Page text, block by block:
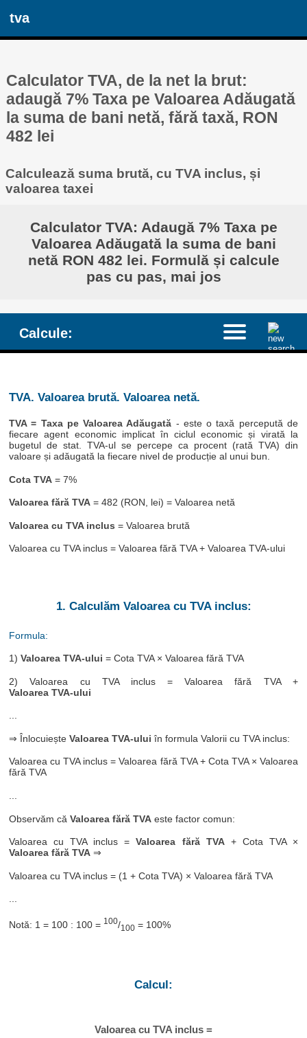
tva
Calculator TVA, de la net la brut:
adaugă 7% Taxa pe Valoarea Adăugată
la suma de bani netă, fără taxă, RON
482 lei
Calculează suma brută, cu TVA inclus, și
valoarea taxei
Calculator TVA: Adaugă 7% Taxa pe
Valoarea Adăugată la suma de bani
netă RON 482 lei. Formulă și calcule
pas cu pas, mai jos
Calcule:
TVA. Valoarea brută. Valoarea netă.
TVA = Taxa pe Valoarea Adăugată - este o taxă percepută de
fiecare agent economic implicat în ciclul economic și virată la
bugetul de stat. TVA-ul se percepe ca procent (rată TVA) din
valoare și adăugată la fiecare nivel de producție al unui bun.
Cota TVA = 7%
Valoarea fără TVA = 482 (RON, lei) = Valoarea netă
Valoarea cu TVA inclus = Valoarea brută
Valoarea cu TVA inclus = Valoarea fără TVA + Valoarea TVA-ului
1. Calculăm Valoarea cu TVA inclus:
Formula:
1)Valoarea TVA-ului = Cota TVA × Valoarea fără TVA
2) Valoarea cu TVA inclus = Valoarea fără TVA +
Valoarea TVA-ului
...
⇒ ÎnlocuieșteValoarea TVA-ului în formula Valorii cu TVA inclus:
Valoarea cu TVA inclus = Valoarea fără TVA + Cota TVA × Valoarea
fără TVA
Observăm căValoarea fără TVA este factor comun:
Valoarea cu TVA inclus =Valoarea fără TVA+ Cota TVA ×
Valoarea fără TVA ⇒
Valoarea cu TVA inclus = (1 + Cota TVA) × Valoarea fără TVA
Notă: 1 = 100 : 100 = 100/100 = 100%
Calcul:
Valoarea cu TVA inclus =